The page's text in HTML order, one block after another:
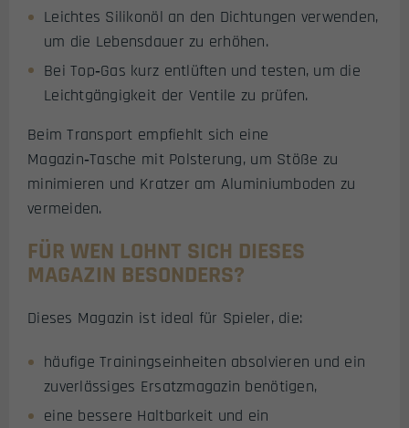
Leichtes Silikonöl an den Dichtungen verwenden,
um die Lebensdauer zu erhöhen.
Bei Top‑Gas kurz entlüften und testen, um die
Leichtgängigkeit der Ventile zu prüfen.
Beim Transport empfiehlt sich eine
Magazin‑Tasche mit Polsterung, um Stöße zu
minimieren und Kratzer am Aluminiumboden zu
vermeiden.
FÜR WEN LOHNT SICH DIESES
MAGAZIN BESONDERS?
Dieses Magazin ist ideal für Spieler, die:
häufige Trainingseinheiten absolvieren und ein
zuverlässiges Ersatzmagazin benötigen,
eine bessere Haltbarkeit und ein